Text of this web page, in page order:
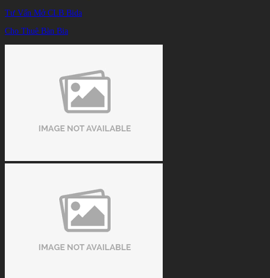
Tư Vấn Mở CLB Bida
Cho Thuê Bàn Bia